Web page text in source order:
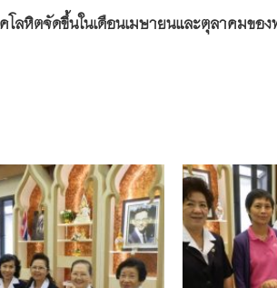
ลหิตจัดขึ้นในเดือนเมษายนและตุลาคมขอ